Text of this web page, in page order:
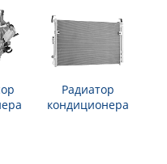
Радиатор
кондиционера